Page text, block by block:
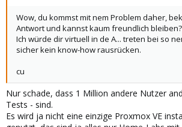
Wow, du kommst mit nem Problem daher,
Antwort und kannst kaum freundlich bleiben?
Ich würde dir virtuell in de A... treten bei so
sicher kein know-how rausrücken.
cu
Nur schade, dass 1 Million andere Nutzer
Tests - sind.
Es wird ja nicht eine einzige Proxmox VE